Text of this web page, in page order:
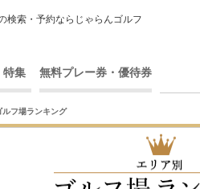
検索・予約ならじゃらんゴルフ
特集 無料プレー券・優待券
ルフ場ランキング